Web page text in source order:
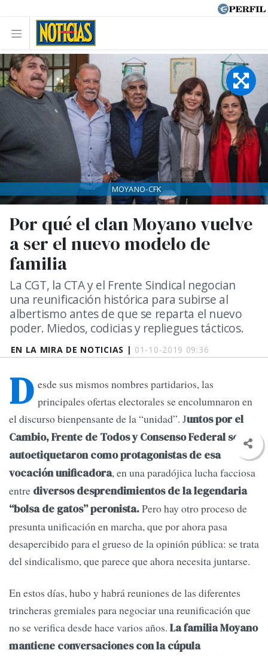
EN LA MIRA DE NOTICIAS | 01-10-2019 09:36
Por qué el clan Moyano vuelve
a ser el nuevo modelo de
familia
La CGT, la CTA y el Frente Sindical negocian
una reunificación histórica para subirse al
albertismo antes de que se reparta el nuevo
poder. Miedos, codicias y repliegues tácticos.
MOYANO-CFK
D esde sus mismos nombres partidarios, las
principales ofertas electorales se encolumnaron en
el discurso bienpensante de la “unidad”. Juntos por el
Cambio, Frente de Todos y Consenso Federal se
autoetiquetaron como protagonistas de esa
vocación unificadora, en una paradójica lucha facciosa
entre diversos desprendimientos de la legendaria
“bolsa de gatos” peronista.Pero hay otro proceso de
presunta unificación en marcha, que por ahora pasa
desapercibido para el grueso de la opinión pública: se trata
del sindicalismo, que parece que ahora necesita juntarse.
En estos días, hubo y habrá reuniones de las diferentes
trincheras gremiales para negociar una reunificación que
no se verifica desde hace varios años. La familia Moyano
mantiene conversaciones con la cúpula